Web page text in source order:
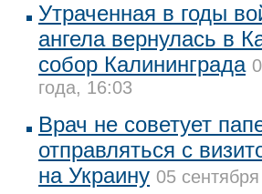
Утраченная в годы
ангела вернулась в
собор Калининграда
года, 16:03
Врач не советует
отправляться с
на Украину 05